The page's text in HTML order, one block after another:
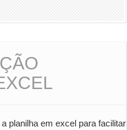
planilha em excel para facilitar